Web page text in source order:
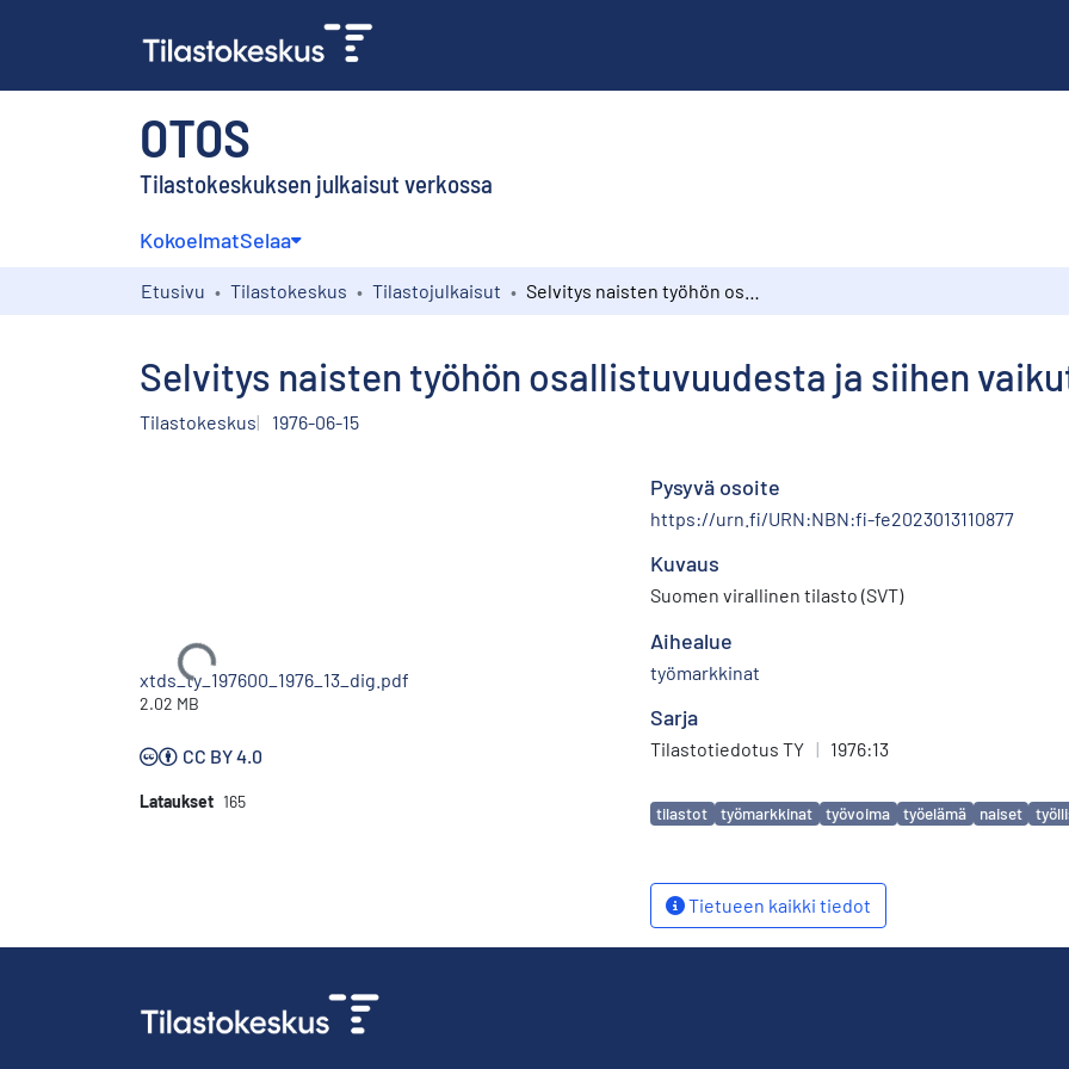
OTOS
Tilastokeskuksen julkaisut verkossa
KokoelmatSelaa
Etusivu Tilastokeskus Tilastojulkaisut
Selvitys naisten työhön osallistuvuudesta ja siihen
Tilastokeskus 1976-06-15
Ladataan...
xtds_ty_197600_1976_13_dig.pdf
2.02 MB
CC BY 4.0
Lataukset 165
Pysyvä osoite
https://urn.fi/URN:NBN:fi-fe2023013110877
Kuvaus
Suomen virallinen tilasto (SVT)
Aihealue
työmarkkinat
Sarja
Tilastotiedotus TY | 1976:13
Avainsanat
tilastot työmarkkinat työvoima työelämä naiset
Tietueen kaikki tiedot